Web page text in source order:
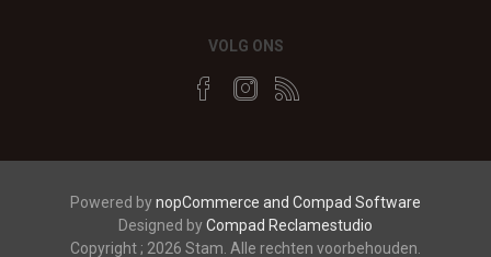
VOLG ONS
Powered bynopCommerce and Compad Software
Designed byCompad Reclamestudio
Copyright ; 2026 Stam. Alle rechten voorbehouden.